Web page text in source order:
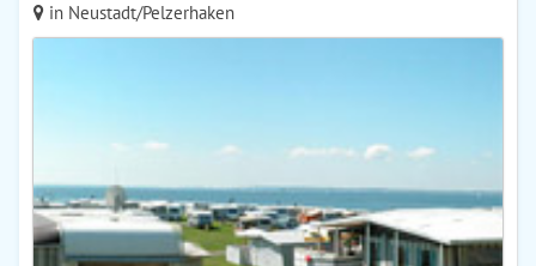
in Neustadt/Pelzerhaken